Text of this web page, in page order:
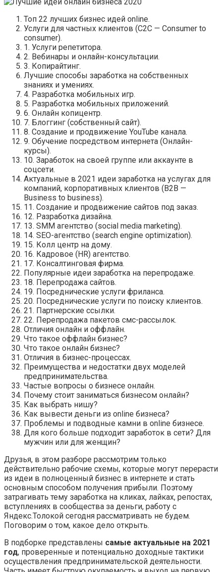
Топ 22 лучших бизнес идей online.
Услуги для частных клиентов (C2C — Consumer to
consumer).
1. Услуги репетитора.
2. Вебинары и онлайн-консультации.
3. Копирайтинг.
Лучшие способы заработка на собственных
знаниях и умениях.
4. Разработка мобильных игр.
5. Разработка мобильных приложений.
6. Онлайн копицентр.
7. Блоггинг (собственный сайт).
8. Создание и продвижение YouTube канала.
9. Обучение посредством интернета (Онлайн-
курсы).
10. Заработок на своей группе или аккаунте в
соцсети.
Актуальные в 2021 идеи заработка на услугах для
компаний, корпоративных клиентов (B2B —
Business to business).
11. Создание и продвижение сайтов под заказ.
12. Разработка дизайна.
13. SMM агентство (social media marketing).
14. SEO-агентство (search engine optimization).
15. Колл центр на дому.
16. Кадровое (HR) агентство.
17. Консалтинговая фирма.
Популярные идеи заработка на перепродаже.
18. Перепродажа сайтов.
19. Посреднические услуги фриланса.
20. Посреднические услуги по поиску клиентов.
21. Партнерские ссылки.
22. Перепродажа пакетов смс-рассылок.
Отличия онлайн и оффлайн.
Что такое оффлайн бизнес?
Что такое онлайн бизнес?
Отличия в бизнес-процессах.
Преимущества и недостатки двух моделей
предпринимательства.
Частые вопросы о бизнесе онлайн.
Почему стоит заниматься бизнесом онлайн?
Как выбрать нишу?
Как вывести деньги из online бизнеса?
Проблемы и подводные камни в online бизнесе.
Для кого больше подходит заработок в сети? Для
мужчин или для женщин?
Друзья, в этом разборе рассмотрим только
действительно рабочие схемы, которые могут перерасти
из идеи в полноценный бизнес в интернете и стать
основным способом получения прибыли. Поэтому
затрагивать тему заработка на кликах, лайках, репостах,
вступлениях в сообщества за деньги, работу с
Яндекс.Толокой сегодня рассматривать не будем.
Поговорим о том, какое дело открыть.
В подборке представлены самые актуальные на 2021
год, проверенные и потенциально доходные тактики
осуществления предпринимательской деятельности.